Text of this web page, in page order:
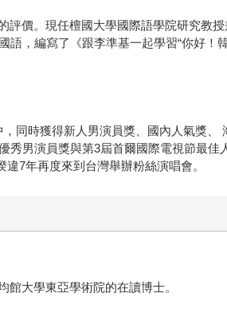
評價。現任檀國大學國際語學院研究教
，編寫了《跟李準基一起學習“你好！韓
同時獲得新人男演員獎、國內人氣獎、
秀男演員獎與第3屆首爾國際電視節最佳
7年再度來到台灣舉辦粉絲演唱會。
大學東亞學術院的在讀博士。